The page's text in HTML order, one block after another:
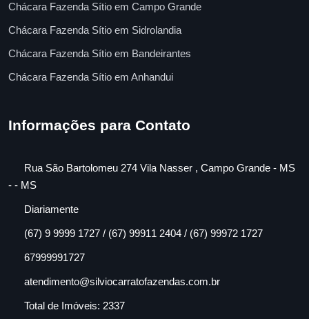
Chácara Fazenda Sítio em Campo Grande
Chácara Fazenda Sítio em Sidrolandia
Chácara Fazenda Sítio em Bandeirantes
Chácara Fazenda Sítio em Anhandui
Informações para Contato
Rua São Bartolomeu 274 Vila Nasser , Campo Grande - MS
- - MS
Diariamente
(67) 9 9999 1727 / (67) 99911 2404 / (67) 99972 1727
67999991727
atendimento@silviocarratofazendas.com.br
Total de Imóveis: 2337